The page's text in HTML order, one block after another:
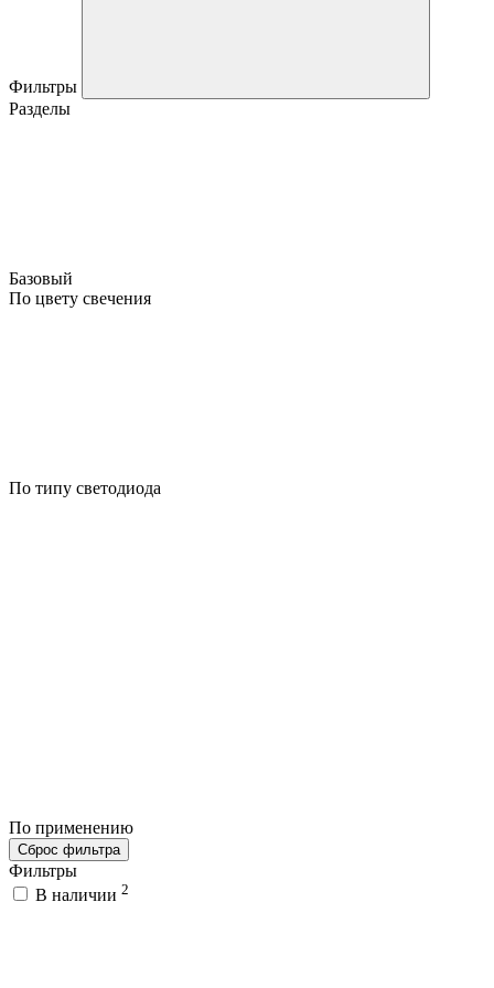
Фильтры
Разделы
Базовый
По цвету свечения
По типу светодиода
По применению
Сброс фильтра
Фильтры
В наличии 2